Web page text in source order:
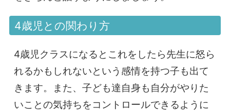
4歳児との関わり方
4歳児クラスになるとこれをしたら先生に怒ら
れるかもしれないという感情を持つ子も出て
きます。また、子ども達自身も自分がやりた
いことの気持ちをコントロールできるように